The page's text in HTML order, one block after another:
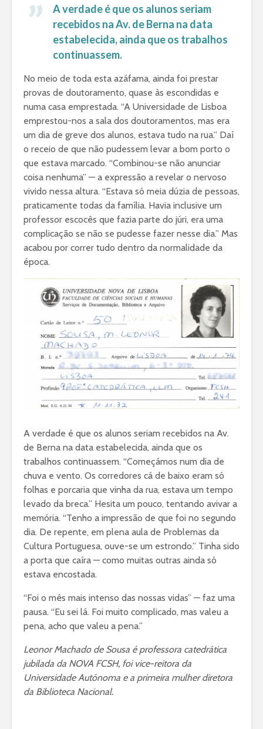
A verdade é que os alunos seriam
recebidos na Av. de Berna na data
estabelecida, ainda que os trabalhos
continuassem.
No meio de toda esta azáfama, ainda foi prestar
provas de doutoramento, quase às escondidas e
numa casa emprestada. “A Universidade de Lisboa
emprestou-nos a sala dos doutoramentos, mas era
um dia de greve dos alunos, estava tudo na rua.” Daí
o receio de que não pudessem levar a bom porto o
que estava marcado. “Combinou-se não anunciar
coisa nenhuma” — a expressão a revelar o nervoso
vivido nessa altura. “Estava só meia dúzia de pessoas,
praticamente todas da família. Havia inclusive um
professor escocês que fazia parte do júri, era uma
complicação se não se pudesse fazer nesse dia.” Mas
acabou por correr tudo dentro da normalidade da
época.
A verdade é que os alunos seriam recebidos na Av.
de Berna na data estabelecida, ainda que os
trabalhos continuassem. “Começámos num dia de
chuva e vento. Os corredores cá de baixo eram só
folhas e porcaria que vinha da rua, estava um tempo
levado da breca.” Hesita um pouco, tentando avivar a
memória. “Tenho a impressão de que foi no segundo
dia. De repente, em plena aula de Problemas da
Cultura Portuguesa, ouve-se um estrondo.” Tinha sido
a porta que caíra — como muitas outras ainda só
estava encostada.
“Foi o mês mais intenso das nossas vidas” — faz uma
pausa. “Eu sei lá. Foi muito complicado, mas valeu a
pena, acho que valeu a pena.”
Leonor Machado de Sousa é professora catedrática
jubilada da NOVA FCSH, foi vice-reitora da
Universidade Autónoma e a primeira mulher diretora
da Biblioteca Nacional.